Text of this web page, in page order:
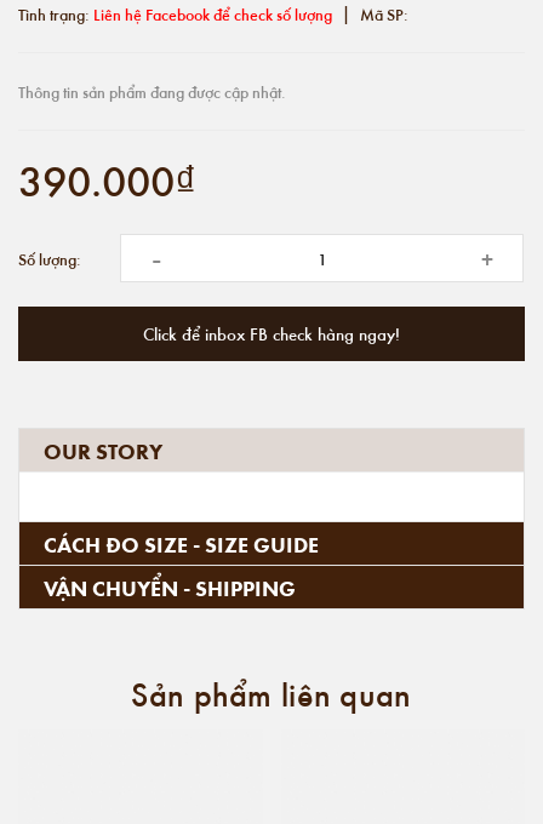
Tình trạng: Liên hệ Facebook để check số lượng | Mã SP:
Thông tin sản phẩm đang được cập nhật.
390.000₫
Số lượng: - +
Click để inbox FB check hàng ngay!
OUR STORY
CÁCH ĐO SIZE - SIZE GUIDE
VẬN CHUYỂN - SHIPPING
Sản phẩm liên quan